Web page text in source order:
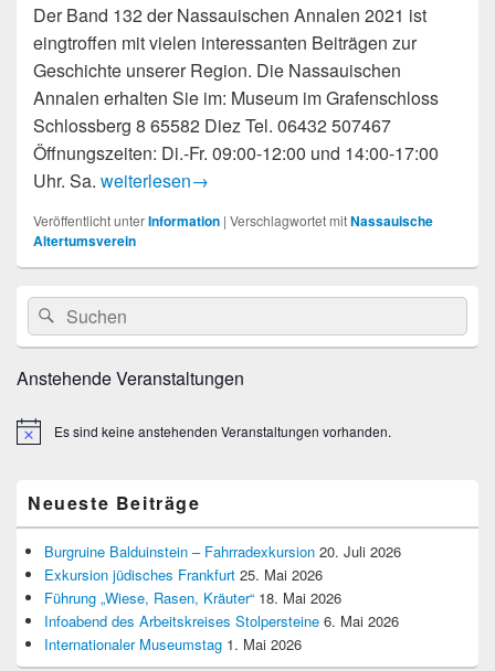
Der Band 132 der Nassauischen Annalen 2021 ist
eingtroffen mit vielen interessanten Beiträgen zur
Geschichte unserer Region. Die Nassauischen
Annalen erhalten Sie im: Museum im Grafenschloss
Schlossberg 8 65582 Diez Tel. 06432 507467
Öffnungszeiten: Di.-Fr. 09:00-12:00 und 14:00-17:00
Uhr. Sa. Nassauische Annalen sind eingetroffen
weiterlesen→
Veröffentlicht unterInformation | Verschlagwortet mitNassauische
Altertumsverein
Primärer
Seitenleisten
Widget-
Bereich
Suche
nach:
Suchen
Anstehende Veranstaltungen
HinweisEs sind keine anstehenden Veranstaltungen vorhanden.
Neueste Beiträge
Burgruine Balduinstein – Fahrradexkursion 20. Juli 2026
Exkursion jüdisches Frankfurt 25. Mai 2026
Führung „Wiese, Rasen, Kräuter“ 18. Mai 2026
Infoabend des Arbeitskreises Stolpersteine 6. Mai 2026
Internationaler Museumstag 1. Mai 2026